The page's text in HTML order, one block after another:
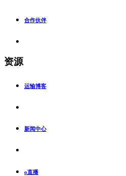
合作伙伴
资源
运输博客
新闻中心
o直播